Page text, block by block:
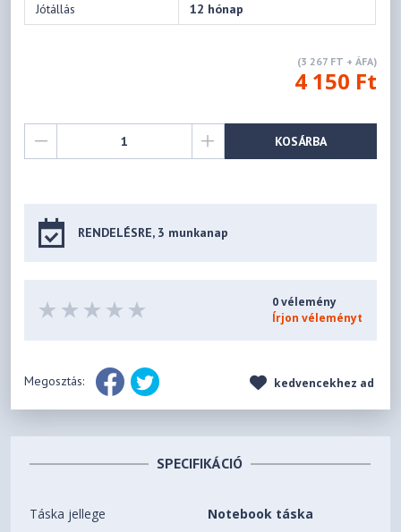
Jótállás
12 hónap
(3 267 FT + ÁFA)
4 150 Ft
KOSÁRBA
RENDELÉSRE, 3 munkanap
0 vélemény
Írjon véleményt
Megosztás: kedvencekhez ad
SPECIFIKÁCIÓ
Táska jellege Notebook táska